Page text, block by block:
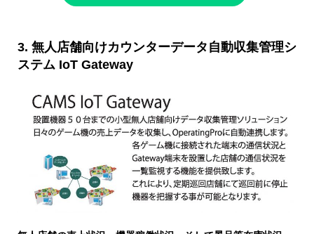
3. 無人店舗向けカウンターデータ自動収集管理シ
ステム IoT Gateway